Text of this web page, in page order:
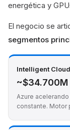
energética y
El negocio se
segmentos
Intelligent Cloud
~$34.700M
Azure
constante. Motor